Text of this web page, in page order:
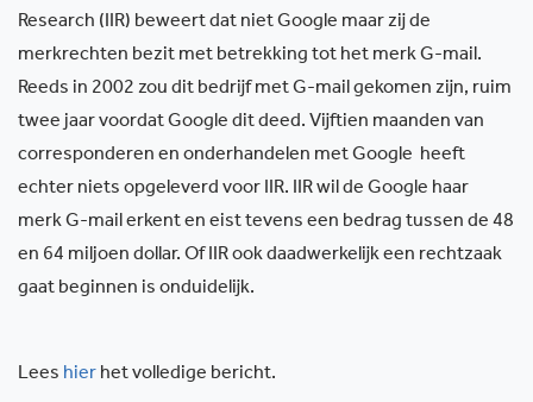
Research (IIR) beweert dat niet Google maar zij de
merkrechten bezit met betrekking tot het merk G-mail.
Reeds in 2002 zou dit bedrijf met G-mail gekomen zijn, ruim
twee jaar voordat Google dit deed. Vijftien maanden van
corresponderen en onderhandelen met Google heeft
echter niets opgeleverd voor IIR. IIR wil de Google haar
merk G-mail erkent en eist tevens een bedrag tussen de 48
en 64 miljoen dollar. Of IIR ook daadwerkelijk een rechtzaak
gaat beginnen is onduidelijk.
Lees hier het volledige bericht.